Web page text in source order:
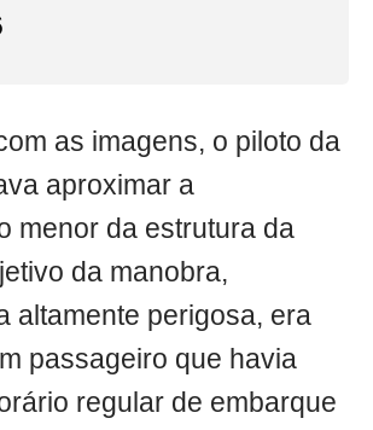
as imagens, o piloto da
aproximar a
menor da estrutura da
da manobra,
altamente perigosa, era
passageiro que havia
regular de embarque